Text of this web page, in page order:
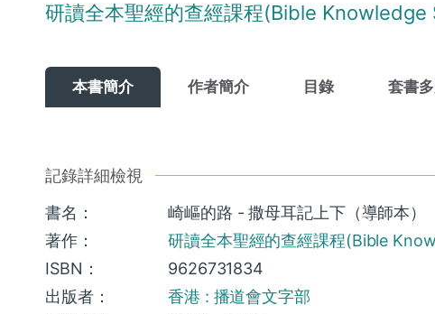
研讀全本聖經的查經課程(Bible Knowledge
本書簡介 作者簡介 目錄 套書
記錄詳細檢視
書名：
崎嶇的路 - 撒母耳記上下（導師本）
著作：
研讀全本聖經的查經課程(Bible
ISBN：
9626731834
出版者：
香港 : 播道會文字部